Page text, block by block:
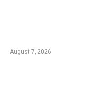
August 7, 2026